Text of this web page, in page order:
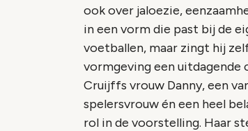
ook over jaloezie,
in een vorm die past bij de
voetballen, maar zingt hij
vormgeving een
Cruijffs vrouw Danny, een
spelersvrouw én een heel
rol in de voorstelling. Haar